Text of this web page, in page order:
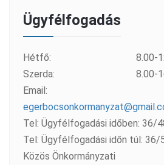
Ügyfélfogadás
Hétfő:
8.00-
Szerda:
8.00-
Email:
Tel: Ügyfélfogadási időben: 36/
Tel: Ügyfélfogadási időn túl: 36/
Közös Önkormányzati